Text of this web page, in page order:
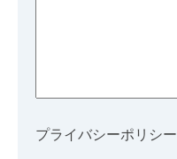
プライバシーポリシー